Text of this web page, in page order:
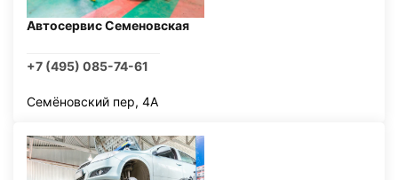
Автосервис Семеновская
+7 (495) 085-74-61
Семёновский пер, 4А